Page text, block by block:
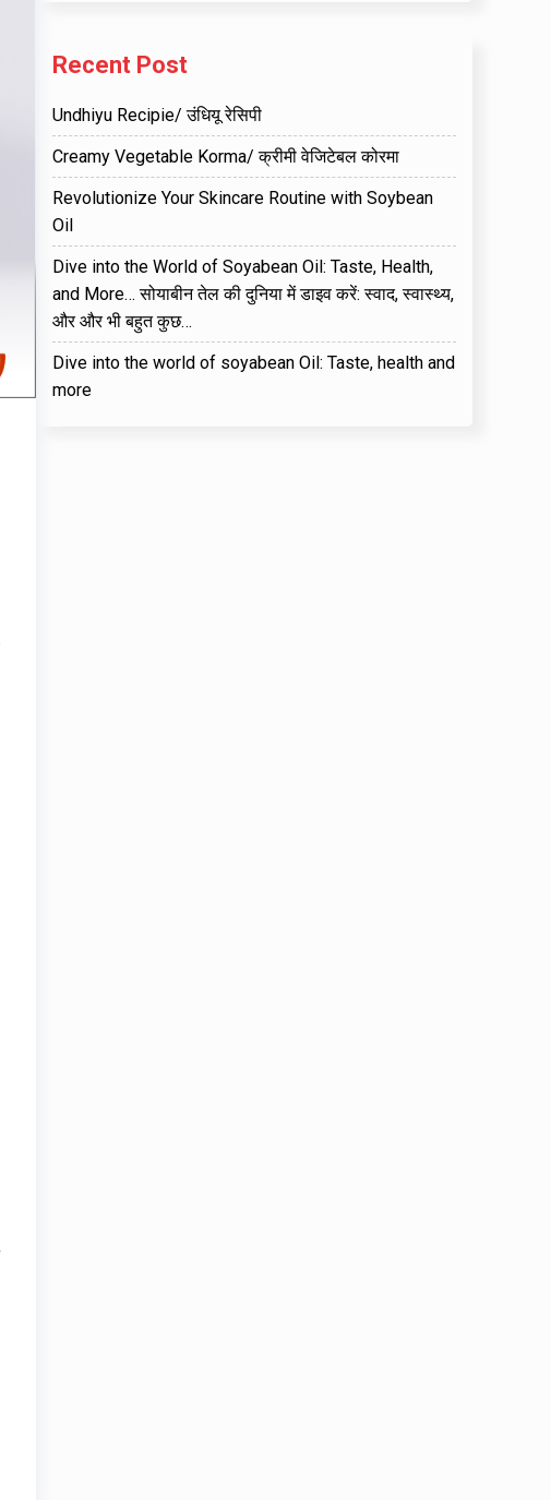
Recent Post
Undhiyu Recipie/ उंधियू रेसिपी
Creamy Vegetable Korma/ क्रीमी वेजिटेबल कोरमा
Revolutionize Your Skincare Routine with Soybean
Oil
Dive into the World of Soyabean Oil: Taste, Health,
and More… सोयाबीन तेल की दुनिया में डाइव करें: स्वाद, स्वास्थ्य,
और और भी बहुत कुछ…
Dive into the world of soyabean Oil: Taste, health and
more